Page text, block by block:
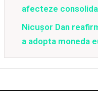
afecteze
Nicușor Dan
a adopta moneda